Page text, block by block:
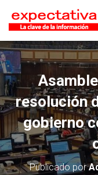
resolución
gobierno
Publicado por